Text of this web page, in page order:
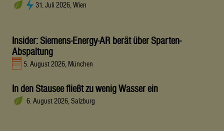
31. Juli 2026, Wien
Insider: Siemens-Energy-AR berät über Sparten-
Abspaltung
5. August 2026, München
In den Stausee fließt zu wenig Wasser ein
6. August 2026, Salzburg